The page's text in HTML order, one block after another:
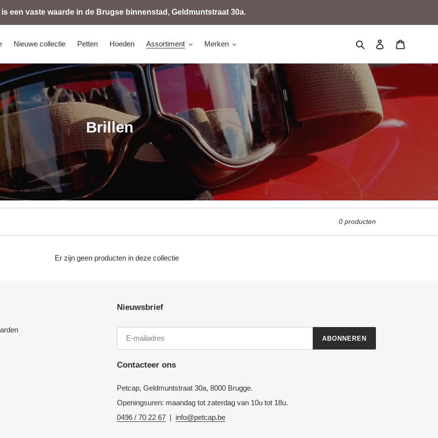
is een vaste waarde in de Brugse binnenstad, Geldmuntstraat 30a.
Nieuwe collectie Petten Hoeden Assortiment Merken Zoeken Aanmelden
C
o
l
e
t
i
Brillen
0 producten
Er zijn geen producten in deze collectie
Nieuwsbrief
ABONNEREN
Contacteer ons
Petcap, Geldmuntstraat 30a, 8000 Brugge.
Openingsuren: maandag tot zaterdag van 10u tot 18u.
0496 / 70 22 67 | info@petcap.be